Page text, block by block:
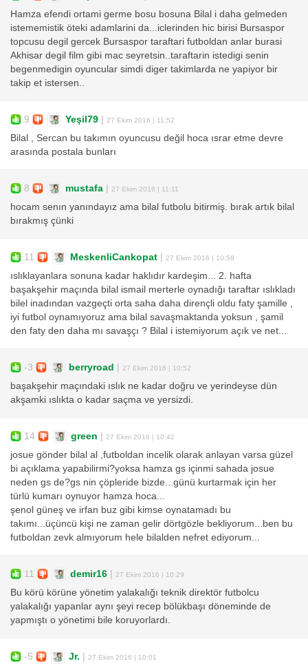
Hamza efendi ortami germe bosu bosuna Bilal i daha gelmeden
istememistik öteki adamlarini da...iclerinden hic birisi Bursaspor
topcusu degil gercek Bursaspor taraftari futboldan anlar burasi
Akhisar degil film gibi mac seyretsin..taraftarin istedigi senin
begenmedigin oyuncular simdi diger takimlarda ne yapiyor bir
takip et istersen..
9 Yeşil79 27 Ekim 2016 | 11:52
Bilal , Sercan bu takımın oyuncusu değil hoca ısrar etme devre
arasında postala bunları
8 mustafa 27 Ekim 2016 | 11:11
hocam senın yanındayız ama bilal futbolu bitirmiş. bırak artık bilal
bırakmış çünki
11 MeskenliCankopat 27 Ekim 2016 | 10:58
ıslıklayanlara sonuna kadar haklıdır kardeşim... 2. hafta
başakşehir maçında bilal ismail merterle oynadığı taraftar ıslıkladı
bilel inadından vazgeçti orta saha daha dirençli oldu faty şamille ,
iyi futbol oynamıyoruz ama bilal savaşmaktanda yoksun , şamil
den faty den daha mı savaşçı ? Bilal i istemiyorum açık ve net...
-3 berryroad 27 Ekim 2016 | 10:52
başakşehir maçındaki ıslık ne kadar doğru ve yerindeyse dün
akşamki ıslıkta o kadar saçma ve yersizdi.
14 green 27 Ekim 2016 | 10:42
josue gönder bilal al ,futboldan incelik olarak anlayan varsa güzel
bi açıklama yapabilirmi?yoksa hamza gs içinmi sahada josue
neden gs de?gs nin çöpleride bizde...günü kurtarmak için her
türlü kumarı oynuyor hamza hoca...
şenol güneş ve irfan buz gibi kimse oynatamadı bu
takımı...üçüncü kişi ne zaman gelir dörtgözle bekliyorum...ben bu
futboldan zevk almıyorum hele bilalden nefret ediyorum...
11 demir16 27 Ekim 2016 | 10:29
Bu körü körüne yönetim yalakalığı teknik direktör futbolcu
yalakalığı yapanlar aynı şeyi recep bölükbaşı döneminde de
yapmıştı o yönetimi bile koruyorlardı.
-5 Jr. 27 Ekim 2016 | 10:01